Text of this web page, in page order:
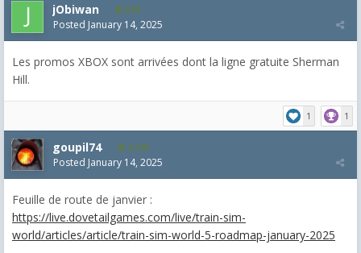
jObiwan 870
Posted January 14, 2025
Les promos XBOX sont arrivées dont la ligne gratuite Sherman
Hill.
1 1
goupil74 2,545
Posted January 14, 2025
Feuille de route de janvier :
https://live.dovetailgames.com/live/train-sim-
world/articles/article/train-sim-world-5-roadmap-january-2025